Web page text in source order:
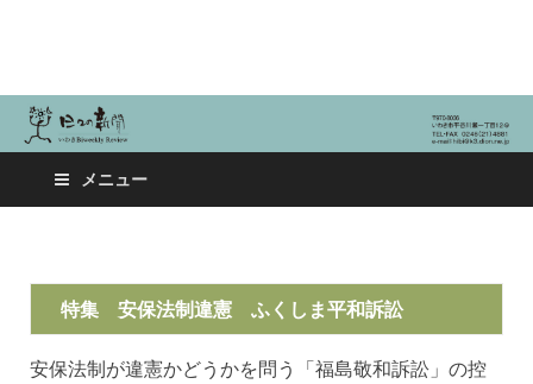
日々の新聞
メニュー
特集 安保法制違憲 ふくしま平和訴訟
安保法制が違憲かどうかを問う「福島敬和訴訟」の控